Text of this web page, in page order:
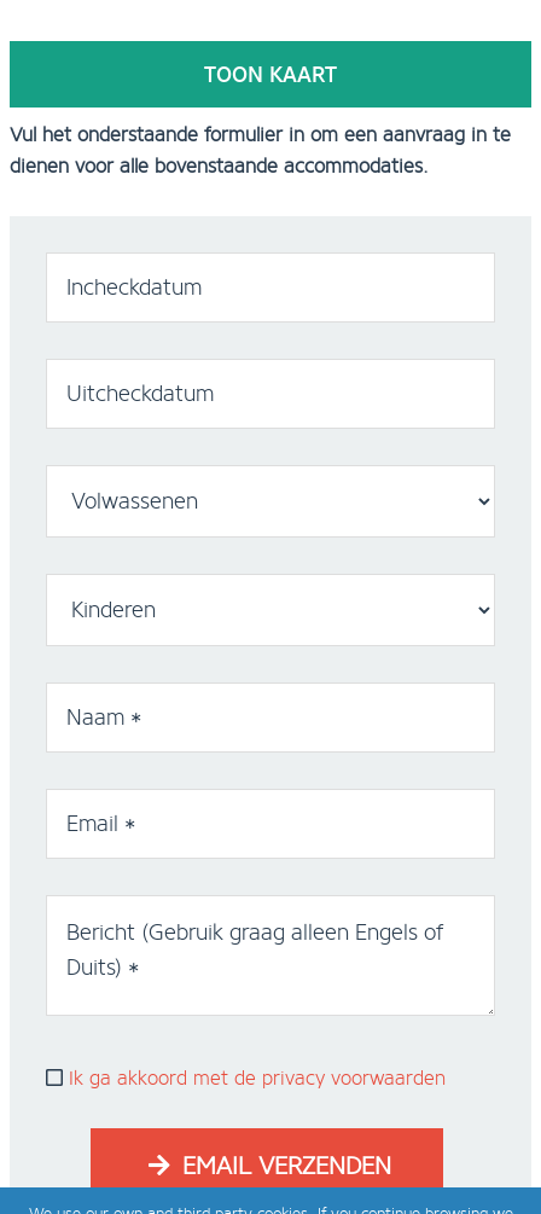
TOON KAART
Vul het onderstaande formulier in om een aanvraag in te
dienen voor alle bovenstaande accommodaties.
Incheckdatum
Uitcheckdatum
Naam *
Email *
Bericht (Gebruik graag alleen Engels of Duits)
*
Ik ga akkoord met de privacy voorwaarden
EMAIL VERZENDEN